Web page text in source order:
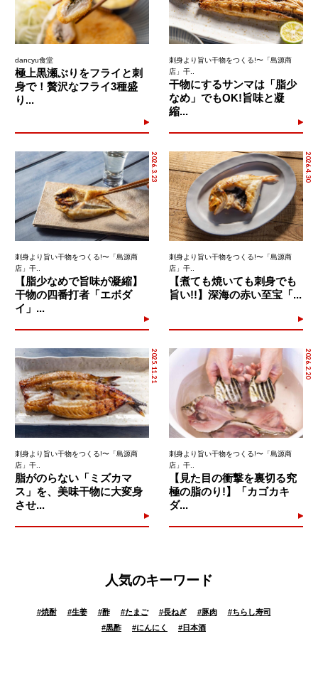
dancyu食堂
極上黒瀬ぶりをフライと刺
身で！贅沢なフライ3種盛
り...
刺身より旨い干物をつくる!〜「島源商
店」干..
干物にするサンマは「脂少
なめ」でもOK!旨味と凝
縮...
2026.3.23
刺身より旨い干物をつくる!〜「島源商
店」干..
【脂少なめで旨味が凝縮】
干物の四番打者「エボダ
イ」...
2026.4.30
刺身より旨い干物をつくる!〜「島源商
店」干..
【煮ても焼いても刺身でも
旨い!!】深海の赤い至宝「...
2025.11.21
刺身より旨い干物をつくる!〜「島源商
店」干..
脂がのらない「ミズカマ
ス」を、美味干物に大変身
させ...
2026.2.20
刺身より旨い干物をつくる!〜「島源商
店」干..
【見た目の衝撃を裏切る究
極の脂のり!】「カゴカキ
ダ...
人気のキーワード
#焼酎 #生姜 #酢 #たまご #長ねぎ #豚肉 #ちらし寿司
#黒酢 #にんにく #日本酒